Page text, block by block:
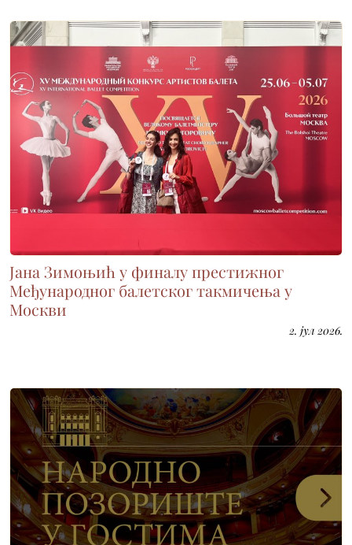
Јана Зимоњић у финалу престижног
Међународног балетског такмичења у
Москви
2. јул 2026.